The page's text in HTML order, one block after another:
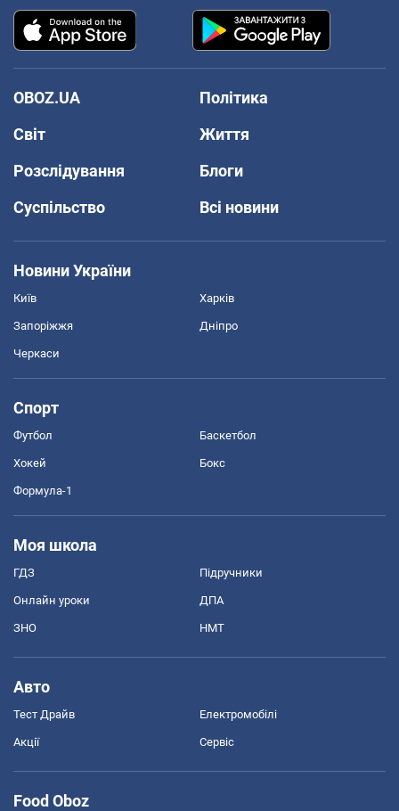
OBOZ.UA
Політика
Світ
Життя
Розслідування
Блоги
Суспільство
Всі новини
Новини України
Київ Харків
Запоріжжя Дніпро
Черкаси
Спорт
Футбол Баскетбол
Хокей Бокс
Формула-1
Моя школа
ГДЗ Підручники
Онлайн уроки ДПА
ЗНО НМТ
Авто
Тест Драйв Електромобілі
Акції Сервіс
Food Oboz